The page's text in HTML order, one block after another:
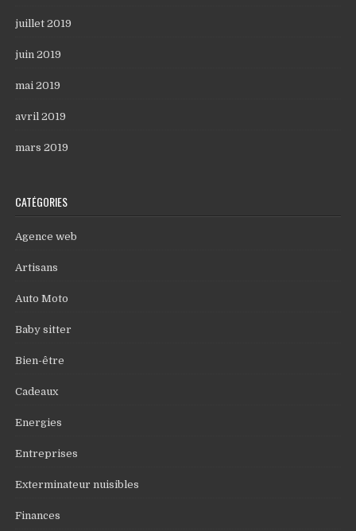
juillet 2019
juin 2019
mai 2019
avril 2019
mars 2019
CATÉGORIES
Agence web
Artisans
Auto Moto
Baby sitter
Bien-être
Cadeaux
Energies
Entreprises
Exterminateur nuisibles
Finances